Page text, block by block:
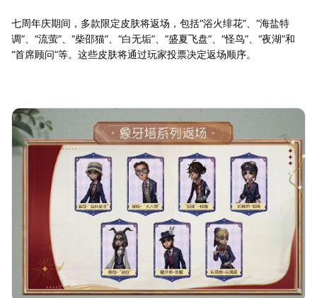
七周年庆期间，多款限定皮肤将返场，包括“浴火绯花”、“海盐特
调”、“流萤”、“柴邵猫”、“白无垢”、“盛夏飞盘”、“怪鸟”、“夜湖”和
“首席顾问”等。这些皮肤将通过玩家投票决定返场顺序。